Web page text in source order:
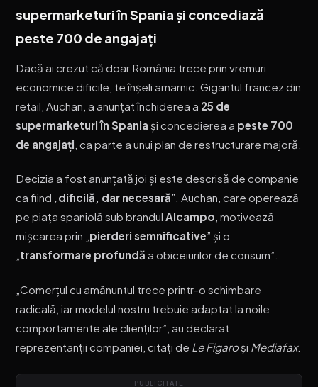
supermarketuri în Spania și concediază
peste 700 de angajați
Dacă ai crezut că doar România trece prin vremuri
economice dificile, te înșeli amarnic. Gigantul francez din
retail, Auchan, a anunțat închiderea a 25 de
supermarketuri în Spania și concedierea a peste 700
de angajați , ca parte a unui plan de restructurare majoră.
Decizia a fost anunțată joi și este descrisă de companie
ca fiind „ dificilă, dar necesară”. Auchan, care operează
pe piața spaniolă sub brandulAlcampo , motivează
mișcarea prin „ pierderi semnificative” și o
transformare profundă a obiceiurilor de consum”.
„Comerțul cu amănuntul trece printr-o schimbare
radicală, iar modelul nostru trebuie adaptat la noile
comportamente ale clienților”, au declarat
reprezentanții companiei, citați de Le Figaroși Mediafax.
PUBLICITATE